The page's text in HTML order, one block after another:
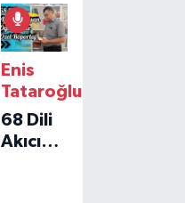
Enis
Tataroğlu
68 Dili
Akıcı